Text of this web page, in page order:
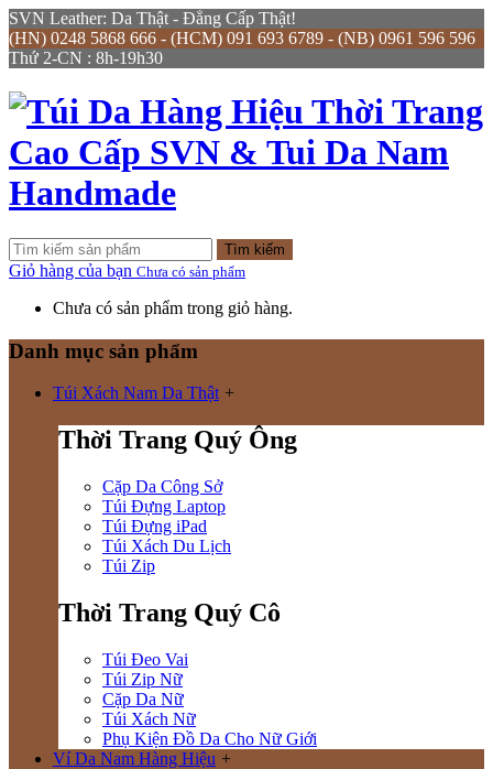
SVN Leather: Da Thật - Đẳng Cấp Thật!
(HN) 0248 5868 666 - (HCM) 091 693 6789 - (NB) 0961 596 596
Thứ 2-CN : 8h-19h30
Tìm kiếm
Giỏ hàng của bạn Chưa có sản phẩm
Chưa có sản phẩm trong giỏ hàng.
Danh mục sản phẩm
Túi Xách Nam Da Thật +
Thời Trang Quý Ông
Cặp Da Công Sở
Túi Đựng Laptop
Túi Đựng iPad
Túi Xách Du Lịch
Túi Zip
Thời Trang Quý Cô
Túi Đeo Vai
Túi Zip Nữ
Cặp Da Nữ
Túi Xách Nữ
Phụ Kiện Đồ Da Cho Nữ Giới
Ví Da Nam Hàng Hiệu +